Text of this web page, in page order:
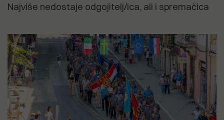
Najviše nedostaje odgojitelj/ica, ali i spremačica